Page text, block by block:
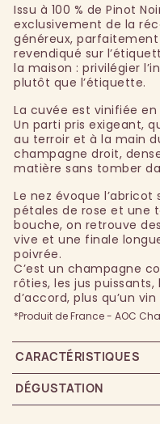
Issu à 100 % de Pinot
exclusivement de la
généreux,
revendiqué sur
la maison : privilégier
plutôt que l’étiquette.
La cuvée est vinifiée
Un parti pris exigeant,
au terroir et à la main
champagne droit,
matière sans tomber
Le nez évoque
pétales de rose et une
bouche, on retrouve
vive et une finale
poivrée.
C’est un champagne
rôties, les jus puissants,
d’accord, plus qu’un vin
*Produit de France - AOC
CARACTÉRISTIQUES
DÉGUSTATION